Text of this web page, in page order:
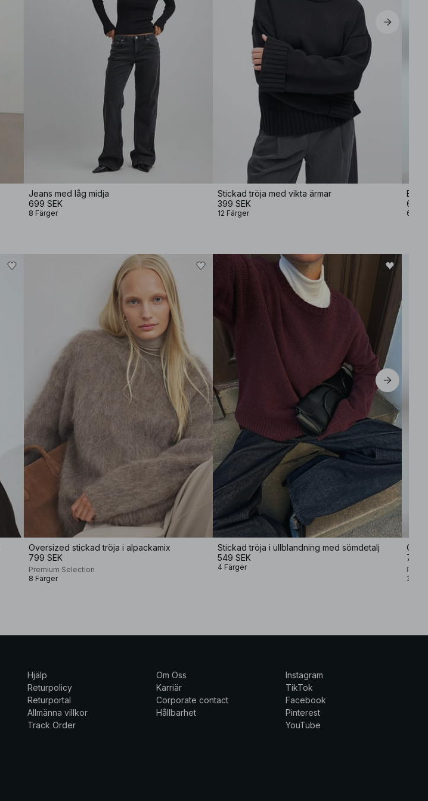
Jeans med låg midja
699 SEK
8 Färger
Stickad tröja med vikta ärmar
399 SEK
12 Färger
699
6
Oversized stickad tröja i alpackamix
799 SEK
Premium Selection
8 Färger
Stickad tröja i ullblandning med sömdetalj
549 SEK
4 Färger
799
3
Hjälp
Returpolicy
Returportal
Allmänna villkor
Track Order
Om Oss
Karriär
Corporate contact
Hållbarhet
Instagram
TikTok
Facebook
Pinterest
YouTube